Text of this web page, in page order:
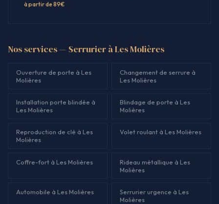
à partir de 89€
Nos services — Serrurier à Les Molières
Ouverture de porte à Les
Molières
Changement de serrure à
Les Molières
Installation porte blindée à
Les Molières
Blindage de porte à Les
Molières
Reproduction de clé à Les
Molières
Volet roulant à Les Molières
Coffre-fort à Les Molières
Rideau métallique à Les
Molières
Automobile à Les Molières
Serrurier urgence à Les
Molières